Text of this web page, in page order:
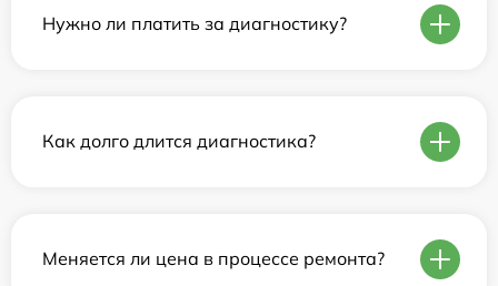
Нужно ли платить за диагностику?
Как долго длится диагностика?
Меняется ли цена в процессе ремонта?